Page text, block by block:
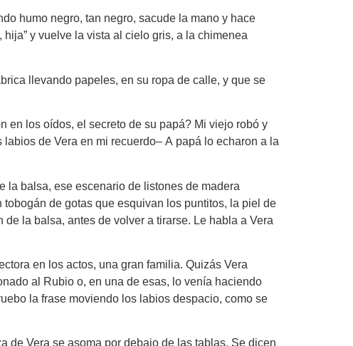
humo negro, tan negro, sacude la mano y hace
y vuelve la vista al cielo gris, a la chimenea
llevando papeles, en su ropa de calle, y que se
en los oídos, el secreto de su papá? Mi viejo robó y
de Vera en mi recuerdo– A papá lo echaron a la
la balsa, ese escenario de listones de madera
de gotas que esquivan los puntitos, la piel de
la balsa, antes de volver a tirarse. Le habla a Vera
en los actos, una gran familia. Quizás Vera
al Rubio o, en una de esas, lo venía haciendo
la frase moviendo los labios despacio, como se
de Vera se asoma por debajo de las tablas. Se dicen